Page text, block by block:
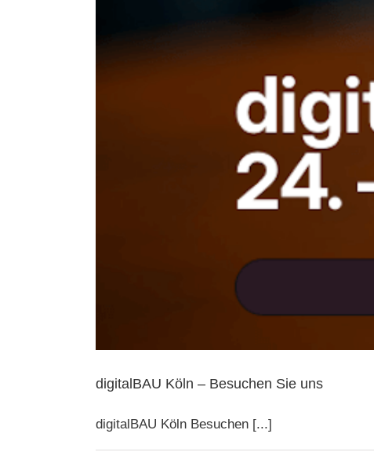
digitalBAU Köln – Besuchen Sie uns
digitalBAU Köln Besuchen [...]